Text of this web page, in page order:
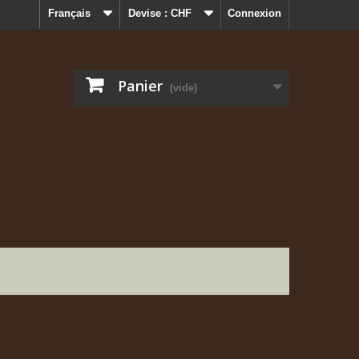
Connexion
Devise : CHF
Français
Panier (vide)